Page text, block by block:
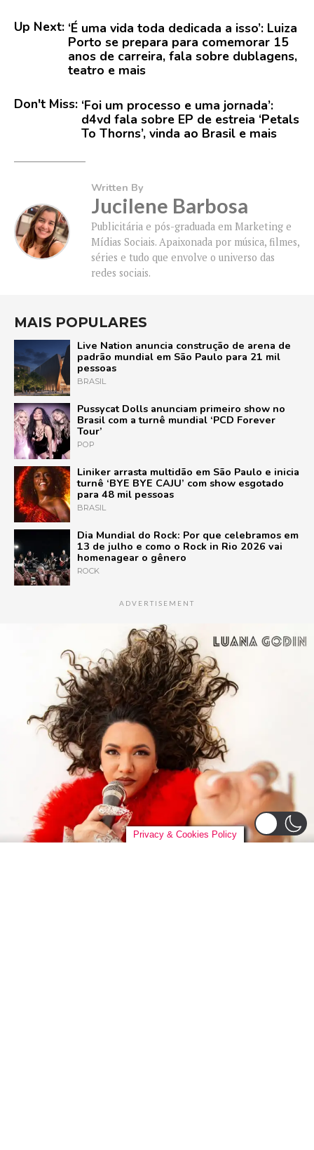
Up Next: ‘É uma vida toda dedicada a isso’: Luiza
Porto se prepara para comemorar 15
anos de carreira, fala sobre dublagens,
teatro e mais
Don't Miss: ‘Foi um processo e uma jornada’:
d4vd fala sobre EP de estreia ‘Petals
To Thorns’, vinda ao Brasil e mais
Written By
Jucilene Barbosa
Publicitária e pós-graduada em Marketing e
Mídias Sociais. Apaixonada por música, filmes,
séries e tudo que envolve o universo das
redes sociais.
MAIS POPULARES
Live Nation anuncia construção de arena de
padrão mundial em São Paulo para 21 mil
pessoas
BRASIL
Pussycat Dolls anunciam primeiro show no
Brasil com a turnê mundial ‘PCD Forever
Tour’
POP
Liniker arrasta multidão em São Paulo e inicia
turnê ‘BYE BYE CAJU’ com show esgotado
para 48 mil pessoas
BRASIL
Dia Mundial do Rock: Por que celebramos em
13 de julho e como o Rock in Rio 2026 vai
homenagear o gênero
ROCK
ADVERTISEMENT
Privacy & Cookies Policy